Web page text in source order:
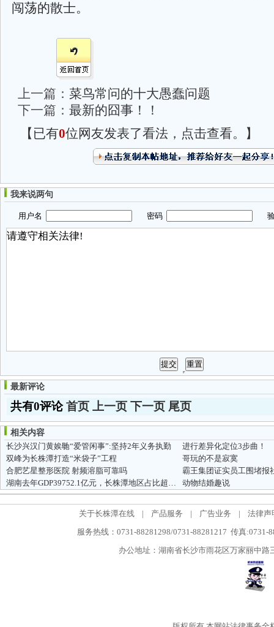
闯荡的散士。
上一篇： 菜鸟常问的十大愚蠢问题
下一篇： 最新的囧事！！
【已有0位网友发表了看法，点击查看。】
我来说两句
用户名 密码 验
最新评论
共有0评论首页 上一页 下一页 尾页
相关内容
长沙兴汉门黄娭毑“爱管闲事”:坚持2年义务执勤
进行差异化定位3步曲！
双峰为长株潭打造“米袋子”工程
哥玩的不是寂寞
合肥艺星整形医院 射频溶脂可靠吗
霸王集团证实员工围堵报
湖南去年GDP39752.1亿元，长株潭地区占比超四成
动物结婚趣说
关于长株潭在线 | 产品服务 | 广告业务 |
法律声
服务热线：0731-88281298/0731-88281217 传真:0731-
办公地址：湖南省长沙市雨花区万家丽中